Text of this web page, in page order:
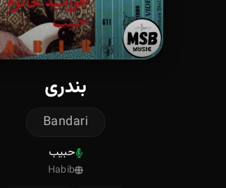
بندری
Bandari
حبیب
Habib